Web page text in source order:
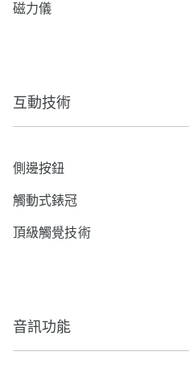
磁力儀
互動技術
側邊按鈕
觸動式錶冠
頂級觸覺技術
音訊功能